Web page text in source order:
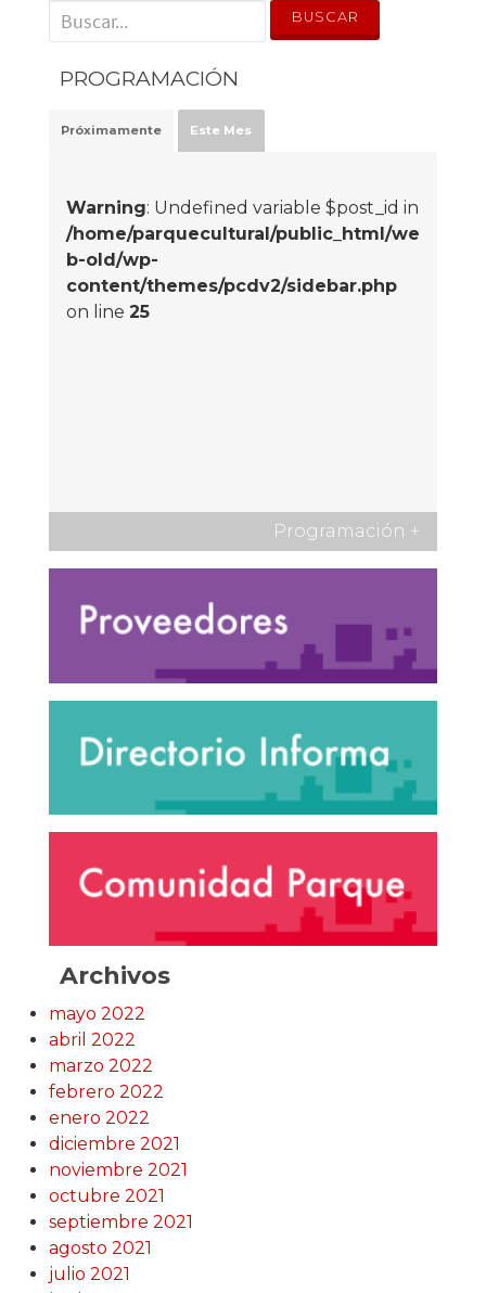
' . __('Search for:') . '
PROGRAMACIÓN
Próximamente Este Mes
Warning: Undefined variable $post_id in
/home/parquecultural/public_html/we
b-old/wp-
content/themes/pcdv2/sidebar.php
on line 25
Programación +
Archivos
mayo 2022
abril 2022
marzo 2022
febrero 2022
enero 2022
diciembre 2021
noviembre 2021
octubre 2021
septiembre 2021
agosto 2021
julio 2021